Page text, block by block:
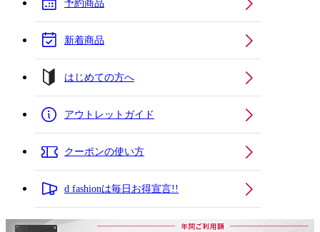
予約商品
新着商品
はじめての方へ
アウトレットガイド
クーポンの使い方
d fashionは毎日お得宣言!!